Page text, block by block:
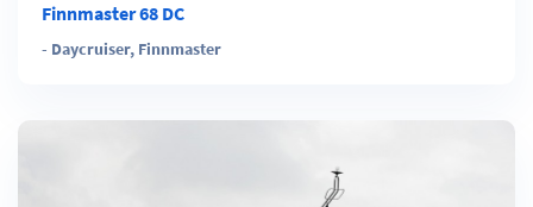
Finnmaster 68 DC
- Daycruiser, Finnmaster